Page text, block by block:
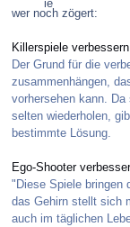
wer noch zögert:
Killerspiele
Der Grund für die
zusammenhängen,
vorhersehen kann.
selten wiederholen,
bestimmte Lösung.
Ego-Shooter
"Diese Spiele bringen
das Gehirn stellt sich
auch im täglichen